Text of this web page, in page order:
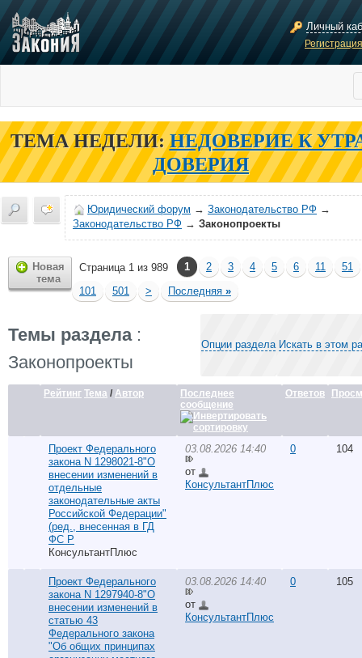
Личный
ТЕМА НЕДЕЛИ: НЕДОВЕРИЕ К
ДОВЕРИЯ
Юридический форум → Законодательство РФ →
Законодательство РФ → Законопроекты
Новая
тема
Страница 1 из 989 1 2 3 4 5 6 11
51
101
501 > Последняя »
Темы раздела:
Законопроекты
Опции раздела Искать в этом
Рейтинг Тема / Автор
Последнее
сообщение
Ответов
Проект Федерального
закона N 1298021-8"О
внесении изменений в
отдельные
законодательные акты
Российской Федерации"
(ред., внесенная в ГД
ФС Р
КонсультантПлюс
03.08.2026 14:40
от
КонсультантПлюс
0 104
Проект Федерального
закона N 1297940-8"О
внесении изменений в
статью 43
Федерального закона
"Об общих принципах
03.08.2026 14:40
от
КонсультантПлюс
0 105